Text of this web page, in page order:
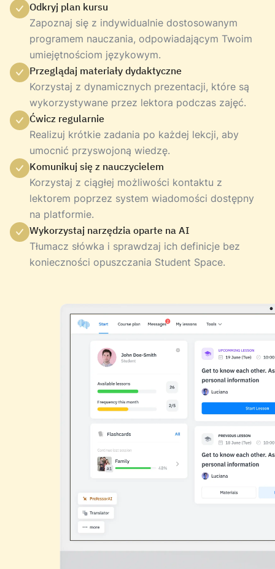
Odkryj plan kursu
Zapoznaj się z indywidualnie dostosowanym
programem nauczania, odpowiadającym Twoim
umiejętnościom językowym.
Przeglądaj materiały dydaktyczne
Korzystaj z dynamicznych prezentacji, które są
wykorzystywane przez lektora podczas zajęć.
Ćwicz regularnie
Realizuj krótkie zadania po każdej lekcji, aby
umocnić przyswojoną wiedzę.
Komunikuj się z nauczycielem
Korzystaj z ciągłej możliwości kontaktu z
lektorem poprzez system wiadomości dostępny
na platformie.
Wykorzystaj narzędzia oparte na AI
Tłumacz słówka i sprawdzaj ich definicje bez
konieczności opuszczania Student Space.